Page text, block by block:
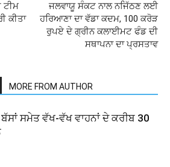
ਟੀਮ
ਕੀਤਾ
ਜਲਵਾਯੂ ਸੰਕਟ ਨਾਲ ਨਜਿੱਠਣ ਲਈ
ਹਰਿਆਣਾ ਦਾ ਵੱਡਾ ਕਦਮ, 100 ਕਰੋੜ
ਰੁਪਏ ਦੇ ਗ੍ਰੀਨ ਕਲਾਈਮਟ ਫੰਡ ਦੀ
ਸਥਾਪਨਾ ਦਾ ਪ੍ਰਸਤਾਵ
MORE FROM AUTHOR
ਸਮੇਤ ਵੱਖ-ਵੱਖ ਵਾਹਨਾਂ ਦੇ ਕਰੀਬ 30